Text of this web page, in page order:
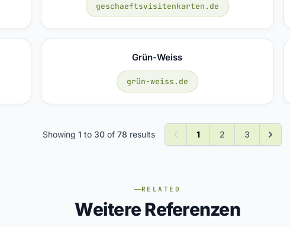
geschaeftsvisitenkarten.de
Grün-Weiss
grün-weiss.de
Showing 1 to 30 of 78 results 1 2 3
RELATED
Weitere Referenzen